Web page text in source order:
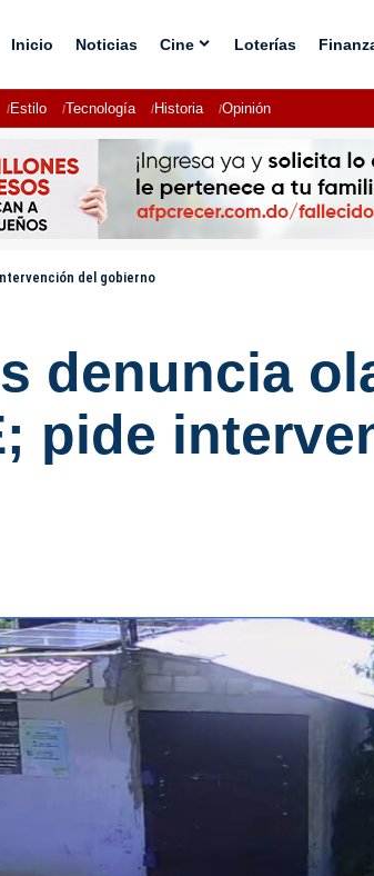
Inicio Noticias Cine Loterías
Estilo Tecnología Historia Opinión
del gobierno
denuncia
pide